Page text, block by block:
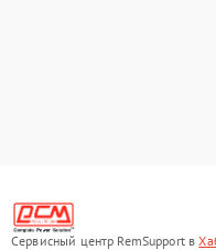
Сервисный центр RemSupport в